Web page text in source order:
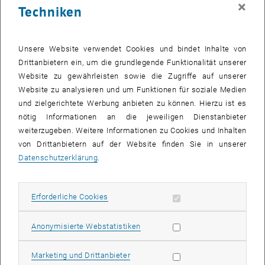
Die TU Dortmund hat auf Vorschlag der Fakultät Statistik den TU-
Mit dem Doctor honoris causa werde ein international anerkannter
Wissenschaftler geehrt, der sich in besonderer Weise um die
Forschung im Bereich der Statistik verdient gemacht habe, so TU
Dortmund-Rektorin Ursula Gather beim Festakt am Mittwoch, 27.
Januar 2016.
Deistlers Arbeiten im Bereich der linearen Zeitreihenanalysen gelten
als wegweisend. Sein Buch "The Statistical Theory of Linear
Systems" ist ein Klassiker. Auch seine neuen Arbeiten zu
"Wir freuen uns sehr, einen hervorragenden Wissenschaftler und
einen exzellenten Kollegen mit der Ehrendoktorwürde auszeichnen
zu dürfen", sagte Prof. Katja Ickstadt, Dekanin der Fakultät Statistik,
in ihrer Begrüßung.
Der gebürtige Niederösterreicher Manfred Deistler (74) blickt auf
Techniken
×
Unsere Website verwendet Cookies und bindet Inhalte von
Drittanbietern ein, um die grundlegende Funktionalität unserer
Website zu gewährleisten sowie die Zugriffe auf unserer
Website zu analysieren und um Funktionen für soziale Medien
und zielgerichtete Werbung anbieten zu können. Hierzu ist es
nötig Informationen an die jeweiligen Dienstanbieter
weiterzugeben. Weitere Informationen zu Cookies und Inhalten
von Drittanbietern auf der Website finden Sie in unserer
Datenschutzerklärung
Erforderliche Cookies Erforderliche Cookies zulassen
Anonymisierte WebstatistikenStatistik Cookies zulassen
Marketing und DrittanbieterMarketing Cookies zulassen